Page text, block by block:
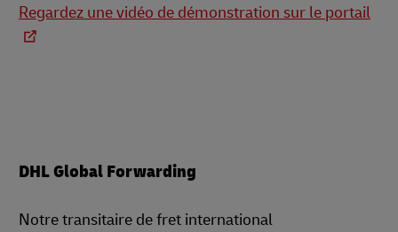
Regardez une vidéo de démonstration sur le portail
DHL Global Forwarding
Notre transitaire de fret international